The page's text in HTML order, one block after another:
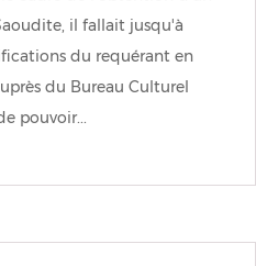
il fallait jusqu'à
du requérant en
du Bureau Culturel
pouvoir...